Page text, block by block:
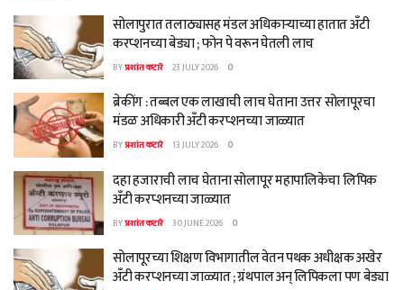
सोलापुरात तलाठ्यासह मंडल अधिकाऱ्याच्या हातात अँटी
करप्शनच्या बेड्या ; फोन पे वरून घेतली लाच
BYप्रशांत कटारे 23 JULY 2026 0
ब्रेकींग : तब्बल एक लाखाची लाच घेताना उत्तर सोलापूरचा
मंडळ अधिकारी अँटी करप्शनच्या जाळ्यात
BYप्रशांत कटारे 13 JULY 2026 0
दहा हजाराची लाच घेताना सोलापूर महापालिकेचा लिपिक
अँटी करप्शनच्या जाळ्यात
BYप्रशांत कटारे 30 JUNE 2026 0
सोलापूरच्या शिक्षण विभागातील वेतन पथक अधीक्षक अखेर
अँटी करप्शनच्या जाळ्यात ; ग्रंथपाल अन् लिपिकला पण बेड्या